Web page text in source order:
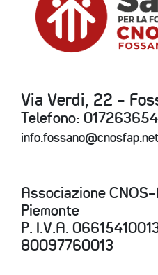
Via Verdi, 22 -
Telefono:
info.fossano@cnosfap.net
Associazione
Piemonte
P. I.V.A.
80097760013